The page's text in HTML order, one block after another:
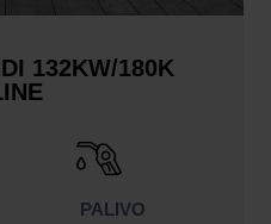
132KW/180K
PALIVO